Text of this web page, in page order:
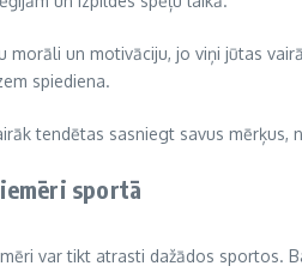
un motivāciju, jo viņi jūtas
spiediena.
tendētas sasniegt savus
sportā
var tikt atrasti dažādos sportos.